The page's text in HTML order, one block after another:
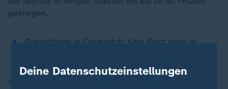
gestiegen.
Rekordhitze in Frankreich: Kein Platz mehr in
In
Deine Datenschutzeinstellungen